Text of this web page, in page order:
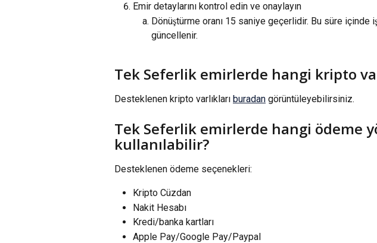
Emir detaylarını kontrol edin ve onaylayın
Dönüştürme oranı 15 saniye geçerlidir. Bu süre içinde
güncellenir.
Tek Seferlik emirlerde hangi kripto
Desteklenen kripto varlıkları buradan görüntüleyebilirsiniz.
Tek Seferlik emirlerde hangi ödeme
kullanılabilir?
Desteklenen ödeme seçenekleri:
Kripto Cüzdan
Nakit Hesabı
Kredi/banka kartları
Apple Pay/Google Pay/Paypal